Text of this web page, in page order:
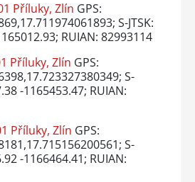
Příluky, Zlín GPS:
S-JTSK:
RUIAN: 82993114
Příluky, Zlín GPS:
S-
-1165453.47; RUIAN:
Příluky, Zlín GPS:
S-
-1166464.41; RUIAN: